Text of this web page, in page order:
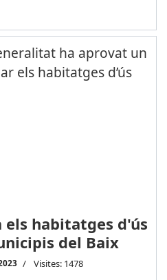
els habitatges d'ús
del Baix
Visites: 1478